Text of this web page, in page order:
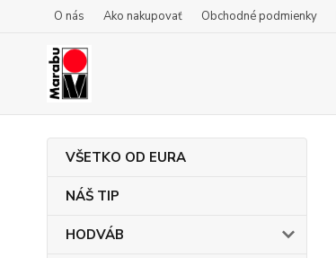
O nás Ako nakupovať Obchodné podmienky
VŠETKO OD EURA
NÁŠ TIP
HODVÁB